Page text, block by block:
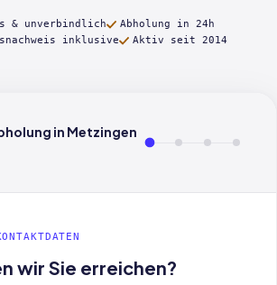
& unverbindlich
Abholung in 24h
inklusive
Aktiv seit 2014
in Metzingen
wir Sie erreichen?